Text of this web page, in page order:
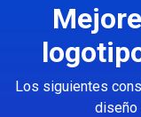
Los siguientes
diseño